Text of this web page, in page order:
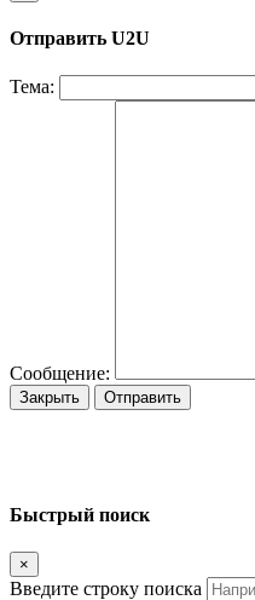
Отправить U2U
Тема:
Сообщение:
Закрыть Отправить
Быстрый поиск
×
Введите строку поиска